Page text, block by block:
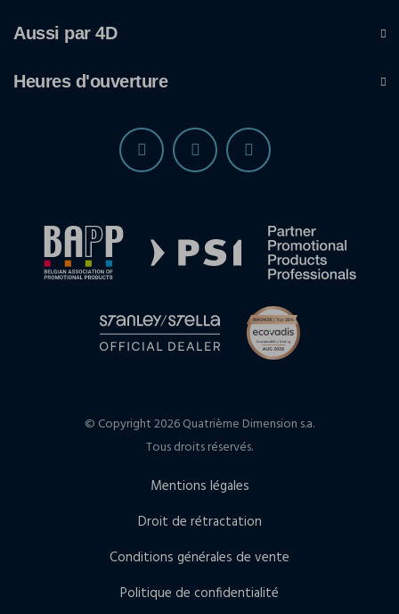
Aussi par 4D
Heures d'ouverture
© Copyright 2026 Quatrième Dimension s.a.
Tous droits réservés.
Mentions légales
Droit de rétractation
Conditions générales de vente
Politique de confidentialité